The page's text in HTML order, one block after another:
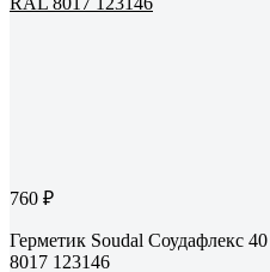
760 ₽
Герметик Soudal Соудафлекс
8017 123146